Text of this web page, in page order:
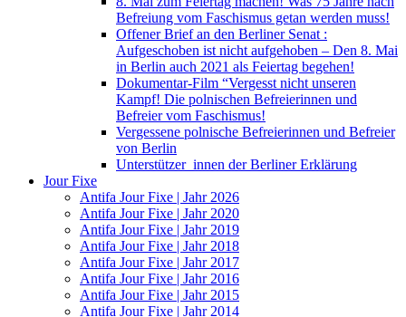
Befreiung vom Faschismus getan werden muss!
Offener Brief an den Berliner Senat :
Aufgeschoben ist nicht aufgehoben – Den 8. Mai
in Berlin auch 2021 als Feiertag begehen!
Dokumentar-Film “Vergesst nicht unseren
Kampf! Die polnischen Befreierinnen und
Befreier vom Faschismus!
Vergessene polnische Befreierinnen und Befreier
von Berlin
Unterstützer_innen der Berliner Erklärung
Jour Fixe
Antifa Jour Fixe | Jahr 2026
Antifa Jour Fixe | Jahr 2020
Antifa Jour Fixe | Jahr 2019
Antifa Jour Fixe | Jahr 2018
Antifa Jour Fixe | Jahr 2017
Antifa Jour Fixe | Jahr 2016
Antifa Jour Fixe | Jahr 2015
Antifa Jour Fixe | Jahr 2014